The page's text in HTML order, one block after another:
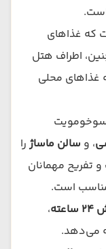
که غذاهای
اطراف هتل
غذاهای محلی
، و سالن ماساژرا
تفریح مهمانان
است.
،
می‌دهد.